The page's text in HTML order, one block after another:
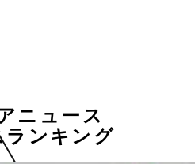
ニュース
ランキング